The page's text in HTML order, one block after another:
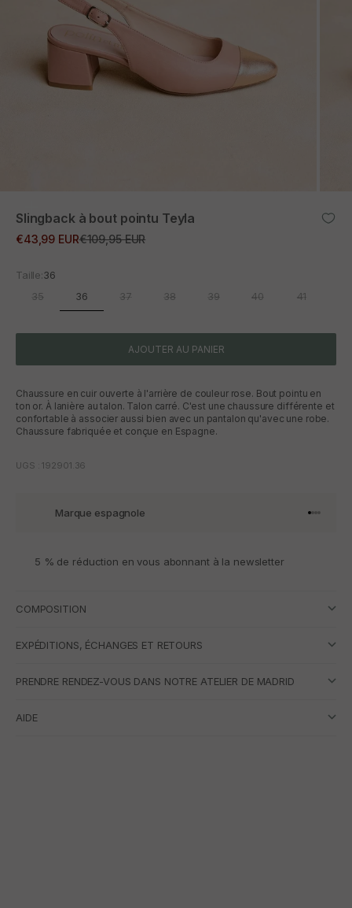
Slingback à bout pointu Teyla
Prix promotionnel
€43,99 EURPrix normal
€109,95 EUR
Taille:36
35
36 37 38 39 40 41
AJOUTER AU PANIER
Chaussure en cuir ouverte à l'arrière de couleur rose. Bout pointu en
ton or. À lanière au talon. Talon carré. C'est une chaussure différente et
confortable à associer aussi bien avec un pantalon qu'avec une robe.
Chaussure fabriquée et conçue en Espagne.
UGS : 192901.36
Marque espagnole Aller à
Aller à
Aller à
Aller
5 % de réduction en vous abonnant à la newsletter
COMPOSITION
EXPÉDITIONS, ÉCHANGES ET RETOURS
PRENDRE RENDEZ-VOUS DANS NOTRE ATELIER DE MADRID
AIDE